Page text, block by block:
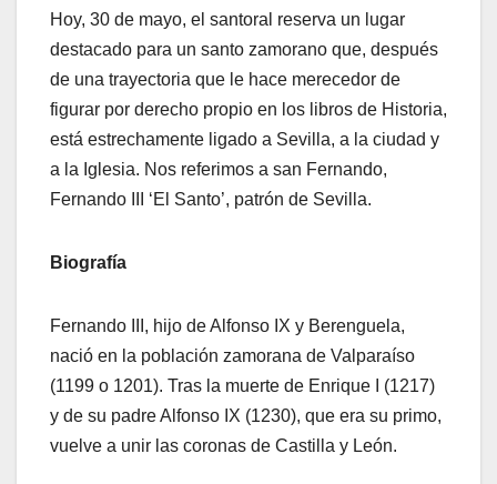
Hoy, 30 de mayo, el santoral reserva un lugar
destacado para un santo zamorano que, después
de una trayectoria que le hace merecedor de
figurar por derecho propio en los libros de Historia,
está estrechamente ligado a Sevilla, a la ciudad y
a la Iglesia. Nos referimos a san Fernando,
Fernando III ‘El Santo’, patrón de Sevilla.
Biografía
Fernando III, hijo de Alfonso IX y Berenguela,
nació en la población zamorana de Valparaíso
(1199 o 1201). Tras la muerte de Enrique I (1217)
y de su padre Alfonso IX (1230), que era su primo,
vuelve a unir las coronas de Castilla y León.